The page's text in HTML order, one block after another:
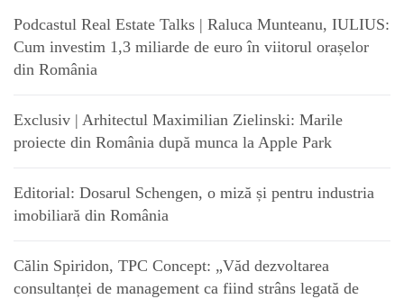
Podcastul Real Estate Talks | Raluca Munteanu, IULIUS:
Cum investim 1,3 miliarde de euro în viitorul orașelor
din România
Exclusiv | Arhitectul Maximilian Zielinski: Marile
proiecte din România după munca la Apple Park
Editorial: Dosarul Schengen, o miză și pentru industria
imobiliară din România
Călin Spiridon, TPC Concept: „Văd dezvoltarea
consultanței de management ca fiind strâns legată de